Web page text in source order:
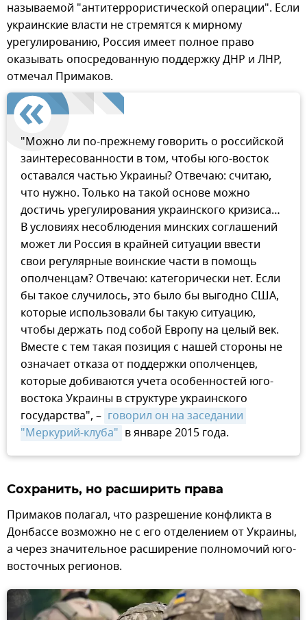
называемой "антитеррористической операции". Если
украинские власти не стремятся к мирному
урегулированию, Россия имеет полное право
оказывать опосредованную поддержку ДНР и ЛНР,
отмечал Примаков.
"Можно ли по-прежнему говорить о российской
заинтересованности в том, чтобы юго-восток
оставался частью Украины? Отвечаю: считаю,
что нужно. Только на такой основе можно
достичь урегулирования украинского кризиса…
В условиях несоблюдения минских соглашений
может ли Россия в крайней ситуации ввести
свои регулярные воинские части в помощь
ополченцам? Отвечаю: категорически нет. Если
бы такое случилось, это было бы выгодно США,
которые использовали бы такую ситуацию,
чтобы держать под собой Европу на целый век.
Вместе с тем такая позиция с нашей стороны не
означает отказа от поддержки ополченцев,
которые добиваются учета особенностей юго-
востока Украины в структуре украинского
государства", – говорил он на заседании
"Меркурий-клуба" в январе 2015 года.
Сохранить, но расширить права
Примаков полагал, что разрешение конфликта в
Донбассе возможно не с его отделением от Украины,
а через значительное расширение полномочий юго-
восточных регионов.